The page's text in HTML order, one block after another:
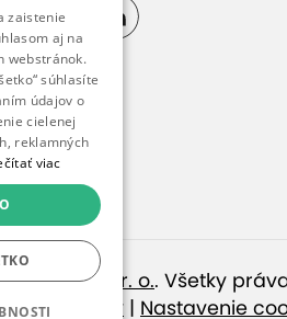
- TÝŽDEŇ: Pobyt pre 2
do 31.7.2026
- KEDYKOĽVEK: Pobyt
do 31.7.2026 1-4 noci 2
inspirago s. r. o.. Všetky
údajov | Nastavenie
zaistenie
aj na
webstránok.
súhlasíte
údajov o
cielenej
reklamných
viac